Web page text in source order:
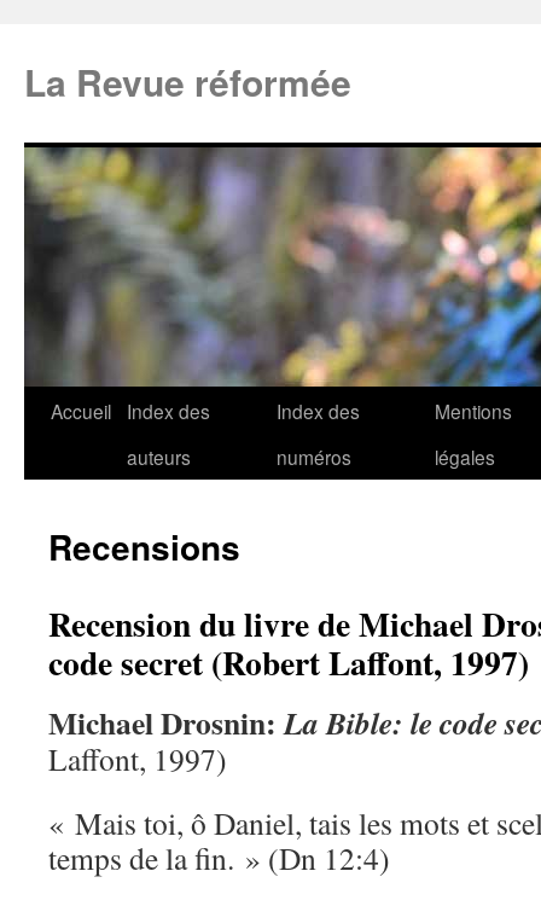
La Revue réformée
Accueil
Index des
auteurs
Index des
numéros
Mentions
légales
Recensions
Recension du livre de Michael
code secret (Robert Laffont, 1997)
Michael Drosnin: La Bible: le code
Laffont, 1997)
« Mais toi, ô Daniel, tais les mots et
temps de la fin. » (Dn 12:4)